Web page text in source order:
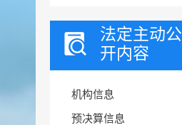
法定主动公
开内容
机构信息
预决算信息